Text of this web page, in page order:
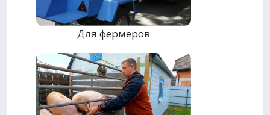
Для фермеров